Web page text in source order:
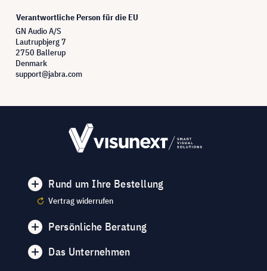
Verantwortliche Person für die EU
GN Audio A/S
Lautrupbjerg 7
2750 Ballerup
Denmark
support@jabra.com
Rund um Ihre Bestellung
Vertrag widerrufen
Persönliche Beratung
Das Unternehmen